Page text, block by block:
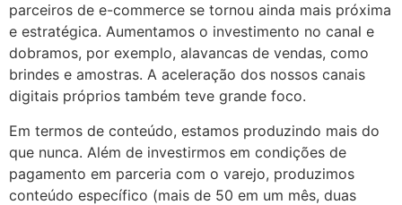
parceiros de e-commerce se tornou ainda mais próxima
e estratégica. Aumentamos o investimento no canal e
dobramos, por exemplo, alavancas de vendas, como
brindes e amostras. A aceleração dos nossos canais
digitais próprios também teve grande foco.
Em termos de conteúdo, estamos produzindo mais do
que nunca. Além de investirmos em condições de
pagamento em parceria com o varejo, produzimos
conteúdo específico (mais de 50 em um mês, duas